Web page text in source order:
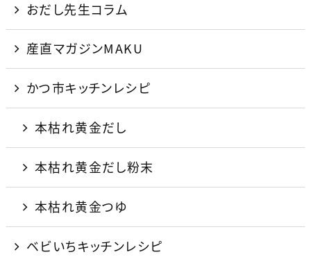
おだし先生コラム
産直マガジンMAKU
かつ市キッチンレシピ
本枯れ黄金だし
本枯れ黄金だし粉末
本枯れ黄金つゆ
ベビいちキッチンレシピ